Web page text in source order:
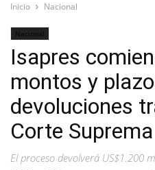
Inicio Nacional
Nacional
Isapres
montos y
devoluciones
Corte Suprema
El proceso devolverá US$1.200